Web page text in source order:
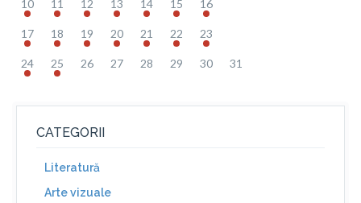
10 11 12 13 14 15 16
17 18 19 20 21 22 23
24 25 26 27 28 29 30 31
CATEGORII
Literatură
Arte vizuale